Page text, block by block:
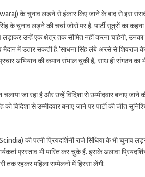
के चुनाव लड़ने से इंकार किए जाने के बाद से इस
चुनाव लड़ने की चर्चा जोरों पर है. पार्टी सूत्रों का कहना
लड़ाकर उन्हें एक क्षेत्र तक सीमित नहीं करना चाहेगी, उनका
मैदान में उतार सकती है.’साधना सिंह लंबे अरसे से शिवराज
अभियान की कमान संभाल चुकी हैं, साथ ही संगठन का
जा रहा है और उन्हें विदिशा से उम्मीदवार बनाए जाने
विदिशा से उम्मीदवार बनाए जाने पर पार्टी की जीत
की पत्नी प्रियदर्शिनी राजे सिंधिया के भी चुनाव
प्रस्ताव भी पारित कर चुके हैं. इसके अलावा
तक रहकर महिला सम्मेलनों में हिस्सा लेंगी.